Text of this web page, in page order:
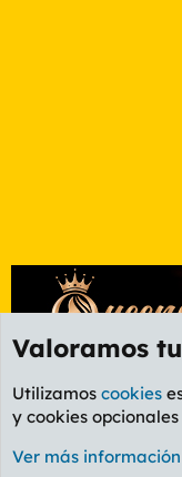
Foro Rapiñas
Cookies PL
Valoramos
Utilizamos cookies
y cookies
Ver más